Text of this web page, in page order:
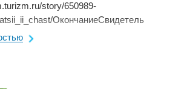
story/650989-
ОкончаниеСвидетель
преодолев полкилометра